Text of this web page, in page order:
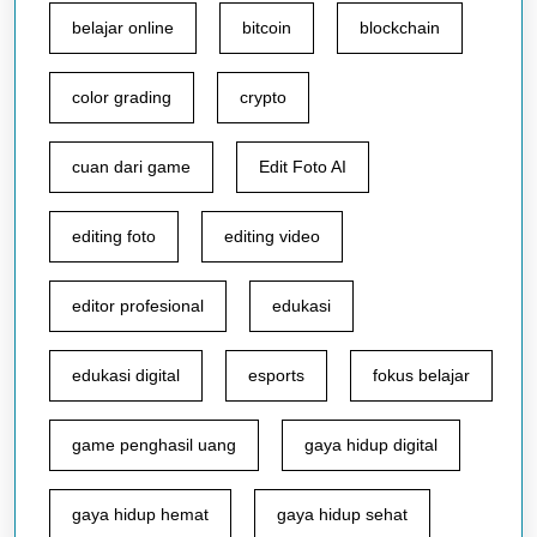
belajar online bitcoin blockchain
color grading crypto
cuan dari game Edit Foto AI
editing foto editing video
editor profesional edukasi
edukasi digital esports fokus belajar
game penghasil uang gaya hidup digital
gaya hidup hemat gaya hidup sehat